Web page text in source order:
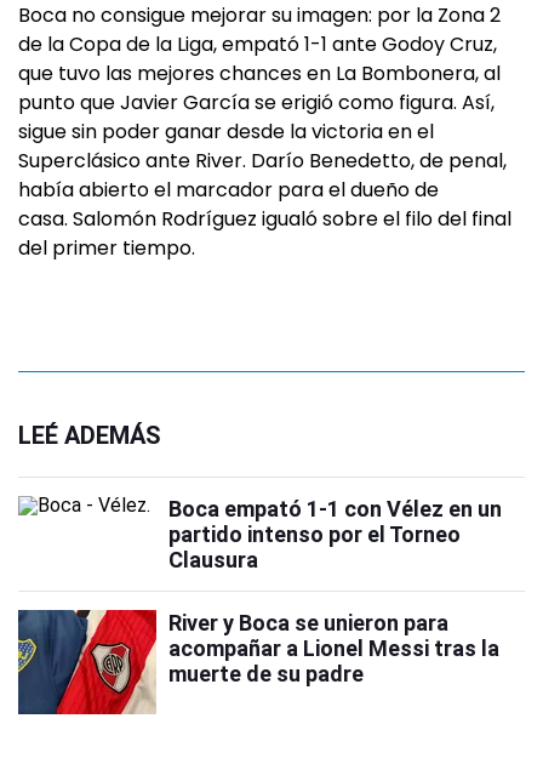
Boca no consigue mejorar su imagen: por la Zona 2
de la Copa de la Liga, empató 1-1 ante Godoy Cruz,
que tuvo las mejores chances en La Bombonera, al
punto que Javier García se erigió como figura. Así,
sigue sin poder ganar desde la victoria en el
Superclásico ante River. Darío Benedetto, de penal,
había abierto el marcador para el dueño de
casa. Salomón Rodríguez igualó sobre el filo del final
del primer tiempo.
LEÉ ADEMÁS
Boca empató 1-1 con Vélez en un
partido intenso por el Torneo
Clausura
River y Boca se unieron para
acompañar a Lionel Messi tras la
muerte de su padre